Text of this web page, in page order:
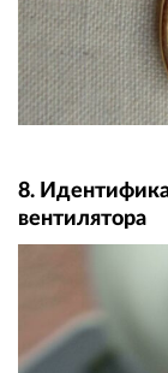
8.
вентилятора